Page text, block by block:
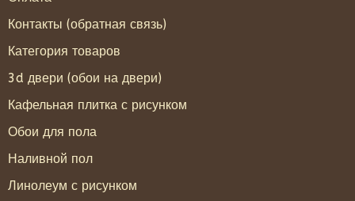
Контакты (обратная связь)
Категория товаров
3d двери (обои на двери)
Кафельная плитка с рисунком
Обои для пола
Наливной пол
Линолеум с рисунком